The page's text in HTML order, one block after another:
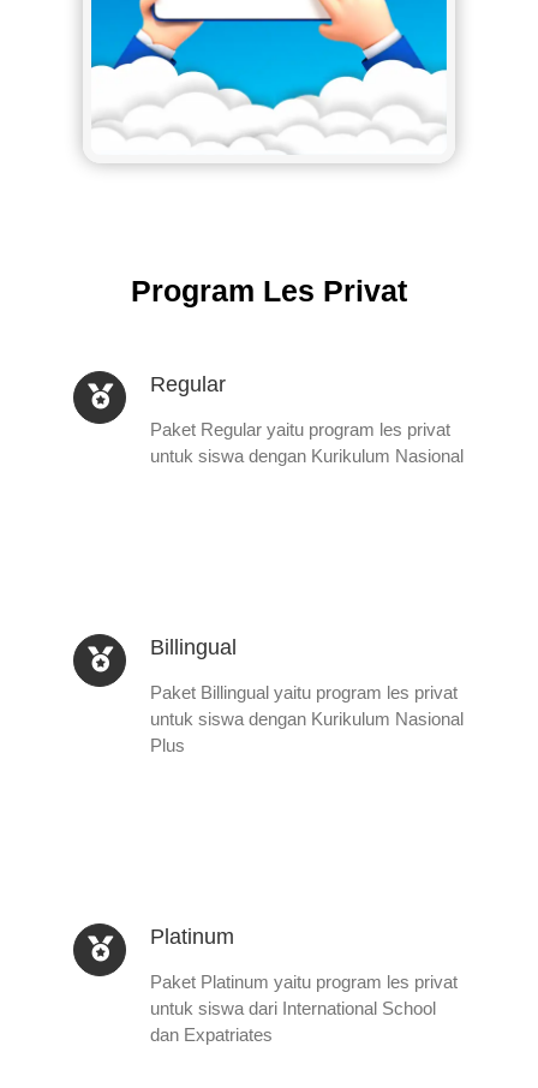
Program Les Privat
Regular
Paket Regular yaitu program les privat
untuk siswa dengan Kurikulum Nasional
Billingual
Paket Billingual yaitu program les privat
untuk siswa dengan Kurikulum Nasional
Plus
Platinum
Paket Platinum yaitu program les privat
untuk siswa dari International School
dan Expatriates